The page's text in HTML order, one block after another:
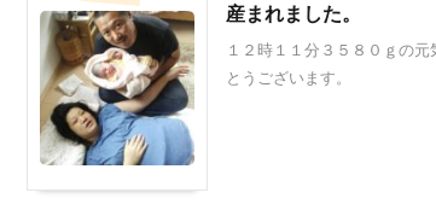
産まれました。
１２時１１分３５８０ｇの
とうございます。